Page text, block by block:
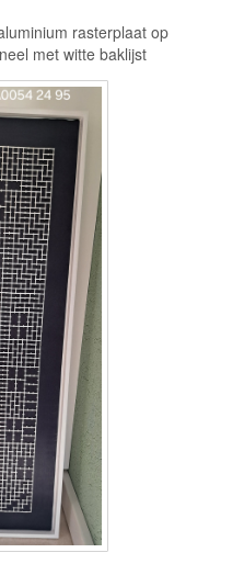
rasterplaat op
met witte baklijst